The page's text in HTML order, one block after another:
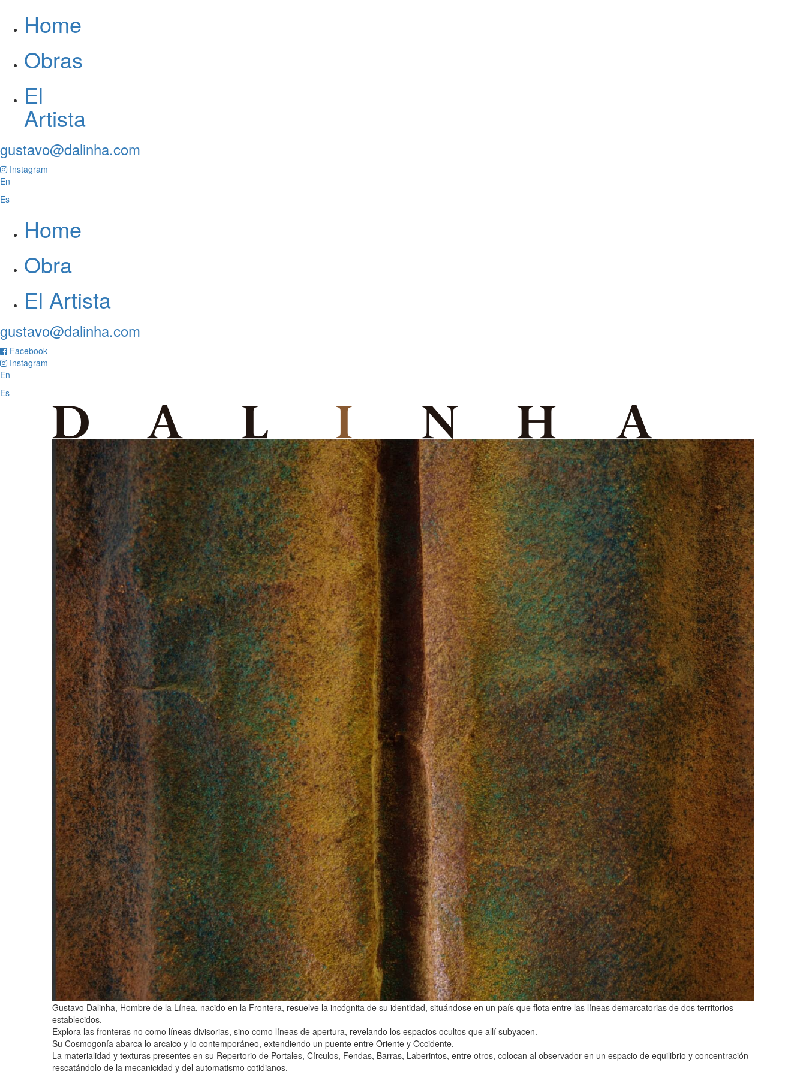
Home
Obras
El
Artista
gustavo@dalinha.com
Instagram
En
Es
Home
Obra
El Artista
gustavo@dalinha.com
Facebook
Instagram
En
Es
Gustavo Dalinha, Hombre de la Línea, nacido en la Frontera, resuelve la incógnita de su identidad, situándose en un país que flota entre las líneas demarcatorias de dos territorios
establecidos.
Explora las fronteras no como líneas divisorias, sino como líneas de apertura, revelando los espacios ocultos que allí subyacen.
Su Cosmogonía abarca lo arcaico y lo contemporáneo, extendiendo un puente entre Oriente y Occidente.
La materialidad y texturas presentes en su Repertorio de Portales, Círculos, Fendas, Barras, Laberintos, entre otros, colocan al observador en un espacio de equilibrio y concentración
rescatándolo de la mecanicidad y del automatismo cotidianos.